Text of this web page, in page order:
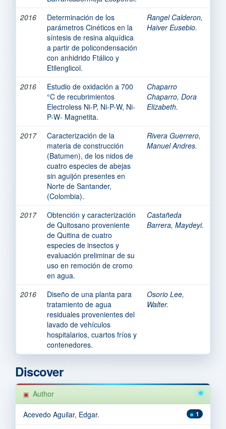
2016
Determinación de los
parámetros Cinéticos en la
síntesis de resina alquídica
a partir de policondensación
con anhidrido Ftálico y
Etilenglicol.
Rangel Calderon,
Haiver Eusebio.
2016
Estudio de oxidación a 700
°C de recubrimientos
Electroless Ni-P, Ni-P-W, Ni-
P-W- Magnetita.
Chaparro
Chaparro, Dora
Elizabeth.
2017
Caracterización de la
materia de construcción
(Batumen), de los nidos de
cuatro especies de abejas
sin aguijón presentes en
Norte de Santander,
(Colombia).
Rivera Guerrero,
Manuel Andres.
2017
Obtención y caracterización
de Quitosano proveniente
de Quitina de cuatro
especies de insectos y
evaluación preliminar de su
uso en remoción de cromo
en agua.
Castañeda
Barrera, Maydeyi.
2016
Diseño de una planta para
tratamiento de agua
residuales provenientes del
lavado de vehículos
hospitalarios, cuartos fríos y
contenedores.
Osorio Lee,
Walter.
Discover
Author
1
Acevedo Aguilar, Edgar.